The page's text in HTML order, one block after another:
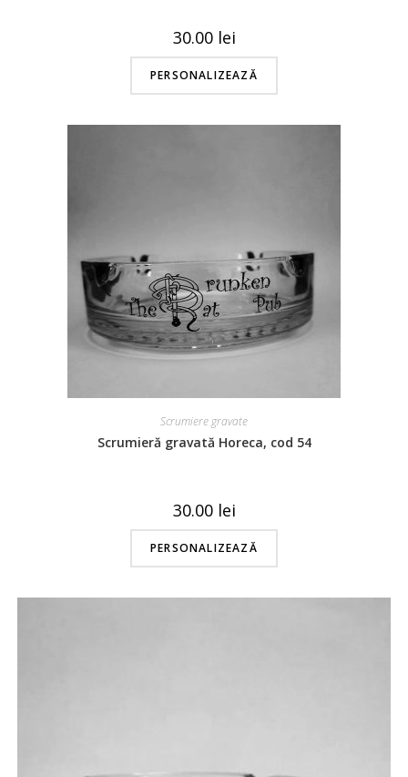
30.00 lei
PERSONALIZEAZĂ
Scrumiere gravate
Scrumieră gravată Horeca, cod 54
30.00 lei
PERSONALIZEAZĂ